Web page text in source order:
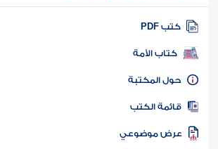
كتب PDF
كتاب الأمة
المكتبة
الكتب